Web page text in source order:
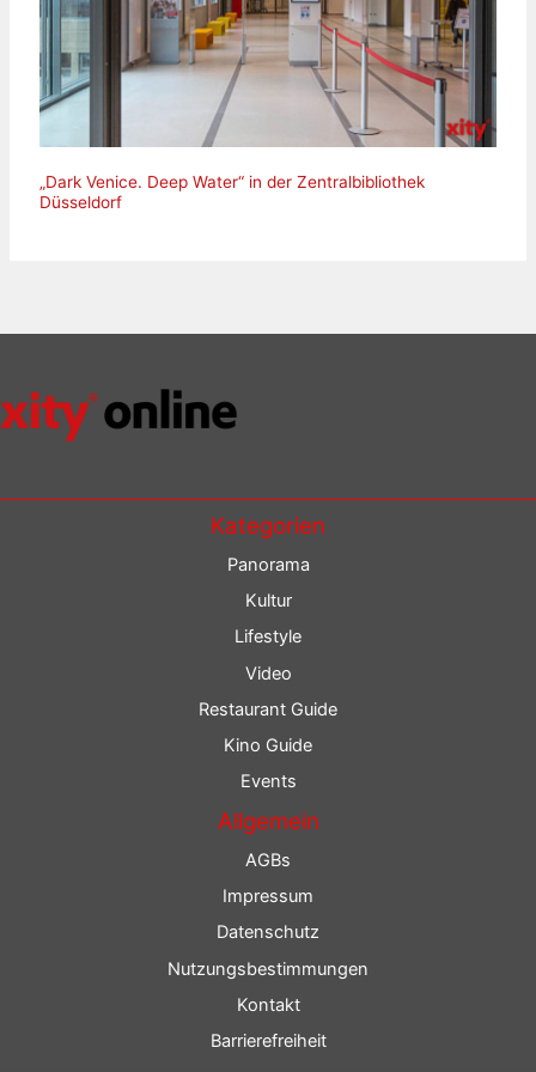
„Dark Venice. Deep Water“ in der Zentralbibliothek
Düsseldorf
Kategorien
Panorama
Kultur
Lifestyle
Video
Restaurant Guide
Kino Guide
Events
Allgemein
AGBs
Impressum
Datenschutz
Nutzungsbestimmungen
Kontakt
Barrierefreiheit